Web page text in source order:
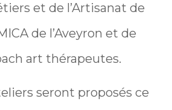
et de l’Artisanat de
de l’Aveyron et de
art thérapeutes.
seront proposés ce